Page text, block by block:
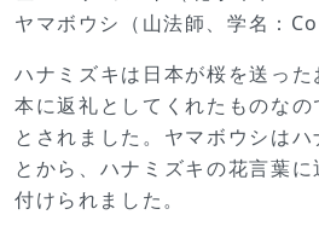
ヤマボウシ（山法師、学名：
ハナミズキは日本が桜を送っ
本に返礼としてくれたものなの
とされました。ヤマボウシは
とから、ハナミズキの花言葉
付けられました。